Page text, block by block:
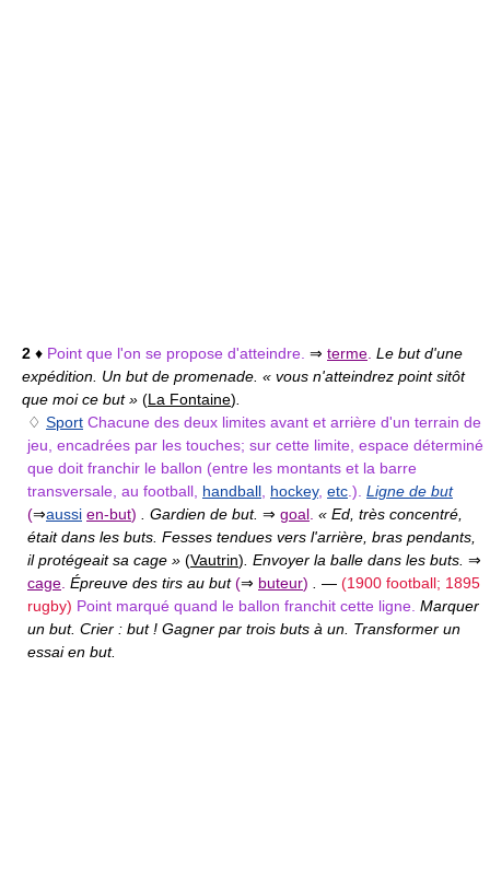
2 ♦ Point que l'on se propose d'atteindre. ⇒ terme Le but d'une
expédition. Un but de promenade. « vous n'atteindrez point sitôt
que moi ce but » (La Fontaine)
♢ Sport Chacune des deux limites avant et arrière d'un terrain de
jeu, encadrées par les touches; sur cette limite, espace déterminé
que doit franchir le ballon (entre les montants et la barre
transversale, au football, handball hockey, etc .). Ligne de but
(⇒aussi en-but) . Gardien de but. ⇒ goal « Ed, très concentré,
était dans les buts. Fesses tendues vers l'arrière, bras pendants,
il protégeait sa cage » (Vautrin) . Envoyer la balle dans les buts. ⇒
cage Épreuve des tirs au but(⇒ buteur) — (1900 football; 1895
rugby) Point marqué quand le ballon franchit cette ligne. Marquer
un but. Crier : but ! Gagner par trois buts à un. Transformer un
essai en but.